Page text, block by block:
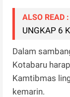
ALSO READ :
UNGKAP 6
Dalam
Kotabaru
Kamtibmas
kemarin.